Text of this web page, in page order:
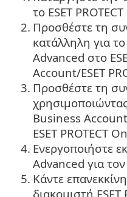
το ESET
2. Προσθέστε τη
κατάλληλη για
Advanced στο
Account/ESET
3. Προσθέστε τη
Business
ESET PROTECT
4. Ενεργοποιήστε
Advanced για
5. Κάντε
διακομιστή ESET